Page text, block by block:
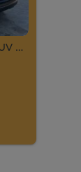
Jeep Compass SUV Noir Essence Automatique